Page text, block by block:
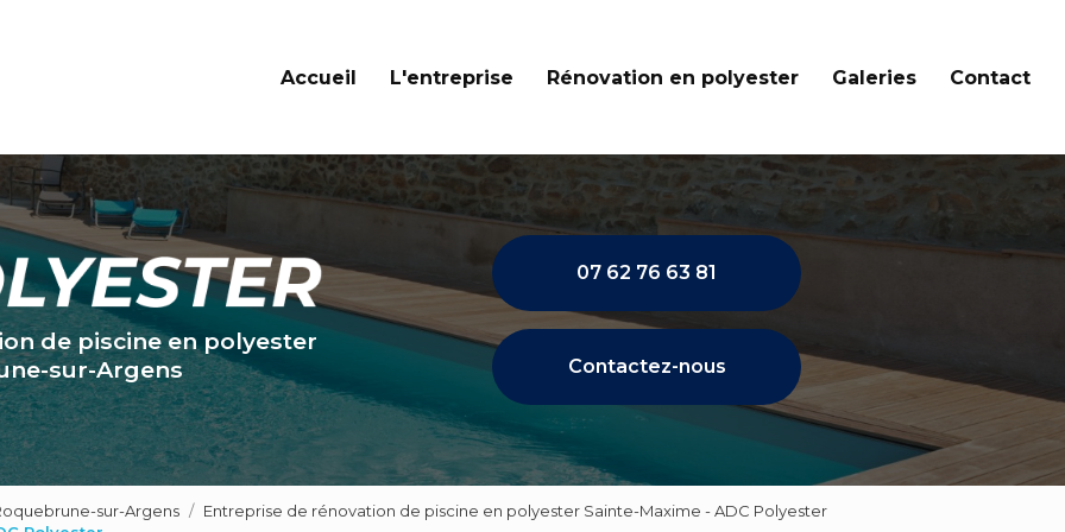
Accueil L'entreprise Rénovation en polyester Galeries Contact
de piscine en polyester
sur-Argens
07 62 76 63 81
Contactez-nous
sur-Argens
Entreprise de rénovation de piscine en polyester Sainte-Maxime - ADC Polyester